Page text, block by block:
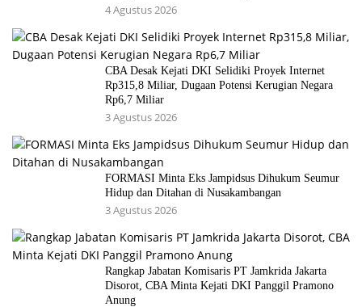
4 Agustus 2026
CBA Desak Kejati DKI Selidiki Proyek Internet
Rp315,8 Miliar, Dugaan Potensi Kerugian Negara
Rp6,7 Miliar
3 Agustus 2026
FORMASI Minta Eks Jampidsus Dihukum Seumur
Hidup dan Ditahan di Nusakambangan
3 Agustus 2026
Rangkap Jabatan Komisaris PT Jamkrida Jakarta
Disorot, CBA Minta Kejati DKI Panggil Pramono
Anung